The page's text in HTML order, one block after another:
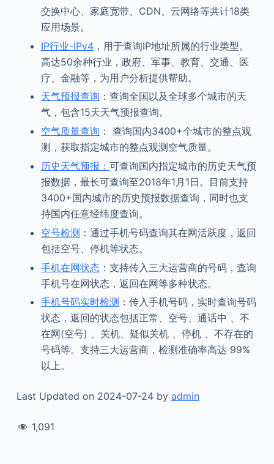
交换中心、家庭宽带、CDN、云网络等共计18类
应用场景。
IP行业-IPv4，用于查询IP地址所属的行业类型。
高达50余种行业，政府、军事、教育、交通、医
疗、金融等，为用户分析提供帮助。
天气预报查询 ：查询全国以及全球多个城市的天
气，包含15天天气预报查询。
空气质量查询 ： 查询国内3400+个城市的整点观
测，获取指定城市的整点观测空气质量。
历史天气预报： 可查询国内指定城市的历史天气预
报数据，最长可查询至2018年1月1日。目前支持
3400+国内城市的历史预报数据查询，同时也支
持国内任意经纬度查询。
空号检测 ：通过手机号码查询其在网活跃度，返回
包括空号、停机等状态。
手机在网状态：支持传入三大运营商的号码，查询
手机号在网状态，返回在网等多种状态。
手机号码实时检测 ：传入手机号码，实时查询号码
状态，返回的状态包括正常、空号、通话中 、不
在网(空号) 、关机、疑似关机 、停机 、不存在的
号码等。支持三大运营商，检测准确率高达 99%
以上。
Last Updated on 2024-07-24 by admin
1,091